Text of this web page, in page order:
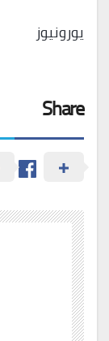
يورونيوز
Share